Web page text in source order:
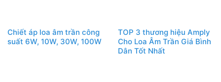
Chiết áp loa âm trần công
suất 6W, 10W, 30W, 100W
TOP 3 thương hiệu Amply
Cho Loa Âm Trần Giá Bình
Dân Tốt Nhất